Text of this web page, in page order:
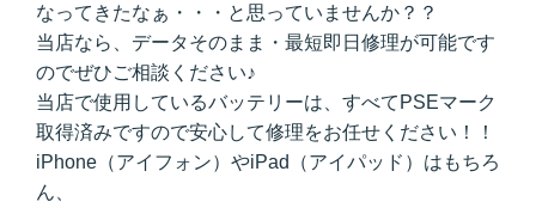
なってきたなぁ・・・と思っていませんか？？
当店なら、データそのまま・最短即日修理が可能です
のでぜひご相談ください♪
当店で使用しているバッテリーは、すべてPSEマーク
取得済みですので安心して修理をお任せください！！
iPhone（アイフォン）やiPad（アイパッド）はもちろ
ん、